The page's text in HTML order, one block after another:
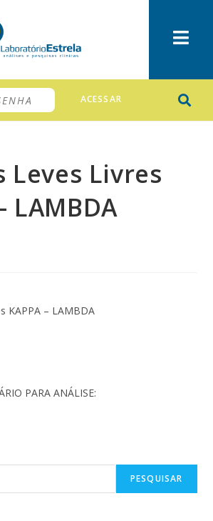
ACESSAR
Leves Livres
LAMBDA
KAPPA – LAMBDA
PARA ANÁLISE:
PESQUISAR